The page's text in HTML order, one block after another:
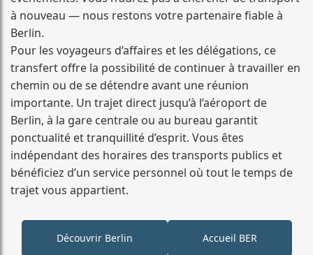
à nouveau — nous restons votre partenaire fiable à
Berlin.
Pour les voyageurs d’affaires et les délégations, ce
transfert offre la possibilité de continuer à travailler en
chemin ou de se détendre avant une réunion
importante. Un trajet direct jusqu’à l’aéroport de
Berlin, à la gare centrale ou au bureau garantit
ponctualité et tranquillité d’esprit. Vous êtes
indépendant des horaires des transports publics et
bénéficiez d’un service personnel où tout le temps de
trajet vous appartient.
Découvrir Berlin Accueil BER